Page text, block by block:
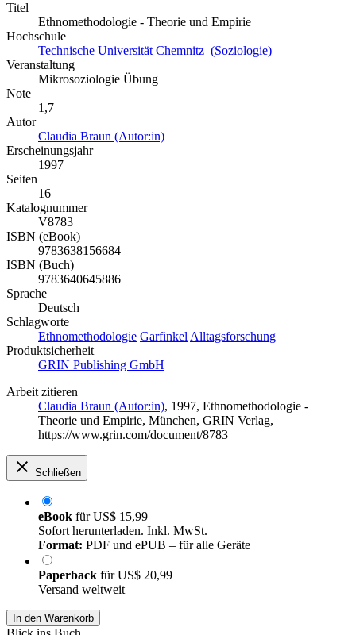
Titel
Ethnomethodologie - Theorie und Empirie
Hochschule
Technische Universität Chemnitz (Soziologie)
Veranstaltung
Mikrosoziologie Übung
Note
1,7
Autor
Claudia Braun (Autor:in)
Erscheinungsjahr
1997
Seiten
16
Katalognummer
V8783
ISBN (eBook)
9783638156684
ISBN (Buch)
9783640645886
Sprache
Deutsch
Schlagworte
Ethnomethodologie Garfinkel Alltagsforschung
Produktsicherheit
GRIN Publishing GmbH
Arbeit zitieren
Claudia Braun (Autor:in), 1997, Ethnomethodologie -
Theorie und Empirie, München, GRIN Verlag,
https://www.grin.com/document/8783
Schließen
eBook fürUS$ 15,99
Sofort herunterladen. Inkl. MwSt.
Format: PDF und ePUB – für alle Geräte
Paperback fürUS$ 20,99
Versand weltweit
In den Warenkorb